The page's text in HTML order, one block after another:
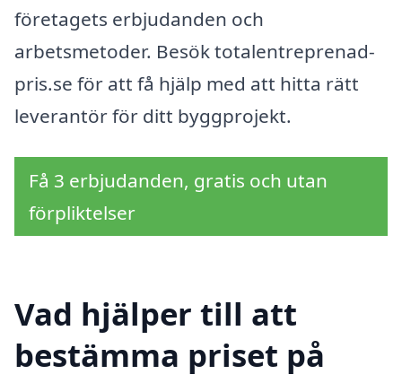
företagets erbjudanden och
arbetsmetoder. Besök totalentreprenad-
pris.se för att få hjälp med att hitta rätt
leverantör för ditt byggprojekt.
Få 3 erbjudanden, gratis och utan
förpliktelser
Vad hjälper till att
bestämma priset på